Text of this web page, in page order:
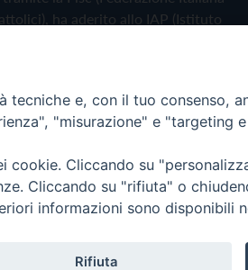
ha aderito allo IAP (Istituto
Cookie Policye, con il tuo consenso,
"misurazione" e "targeting
Cliccando su
Cliccando su "rifiuta" o
informazioni sono disponibili
Rifiuta